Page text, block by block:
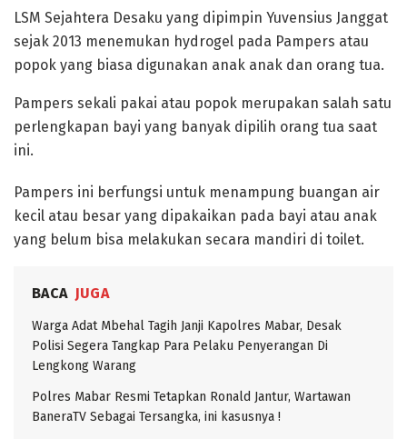
LSM Sejahtera Desaku yang dipimpin Yuvensius Janggat
sejak 2013 menemukan hydrogel pada Pampers atau
popok yang biasa digunakan anak anak dan orang tua.
Pampers sekali pakai atau popok merupakan salah satu
perlengkapan bayi yang banyak dipilih orang tua saat
ini.
Pampers ini berfungsi untuk menampung buangan air
kecil atau besar yang dipakaikan pada bayi atau anak
yang belum bisa melakukan secara mandiri di toilet.
BACA JUGA
Warga Adat Mbehal Tagih Janji Kapolres Mabar, Desak
Polisi Segera Tangkap Para Pelaku Penyerangan Di
Lengkong Warang
Polres Mabar Resmi Tetapkan Ronald Jantur, Wartawan
BaneraTV Sebagai Tersangka, ini kasusnya !